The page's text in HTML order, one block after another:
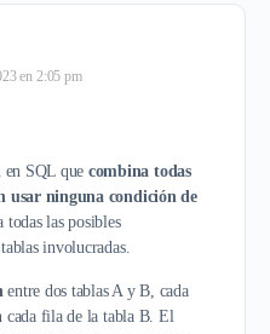
en 2:05 pm
en SQL que combina todas
usar ninguna condición de
todas las posibles
involucradas.
entre dos tablas A y B, cada
cada fila de la tabla B. El